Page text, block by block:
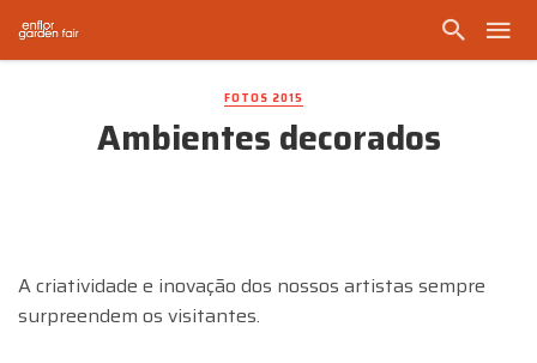
FOTOS 2015
Ambientes decorados
A criatividade e inovação dos nossos artistas sempre
surpreendem os visitantes.